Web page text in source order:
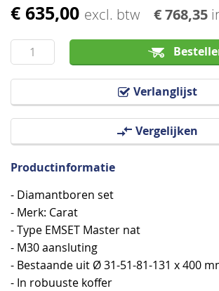
€ 635,00 excl. btw € 768,35
Verlanglijst
Vergelijken
Ga
het
begin
van
Productinformatie
- Diamantboren set
- Merk: Carat
- Type EMSET Master nat
- M30 aansluting
- Bestaande uit Ø 31-51-81-131 x 400
- In robuuste koffer